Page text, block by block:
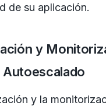
de su aplicación.
y
Autoescalado
y la